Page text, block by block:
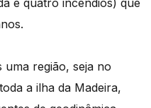
e quatro incêndios) que
região, seja no
a ilha da Madeira,